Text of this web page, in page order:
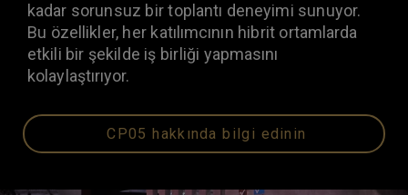
kadar sorunsuz bir toplantı deneyimi sunuyor.
Bu özellikler, her katılımcının hibrit ortamlarda
etkili bir şekilde iş birliği yapmasını
kolaylaştırıyor.
CP05 hakkında bilgi edinin